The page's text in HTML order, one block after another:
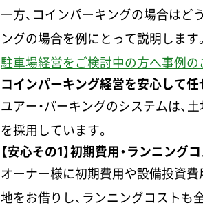
一方、コインパーキングの場合はど
ングの場合を例にとって説明します。
駐車場経営をご検討中の方へ事例の
コインパーキング経営を安心して
ユアー・パーキングのシステムは、
を採用しています。
【安心その1】初期費用・ランニング
オーナー様に初期費用や設備投資
地をお借りし、ランニングコストも